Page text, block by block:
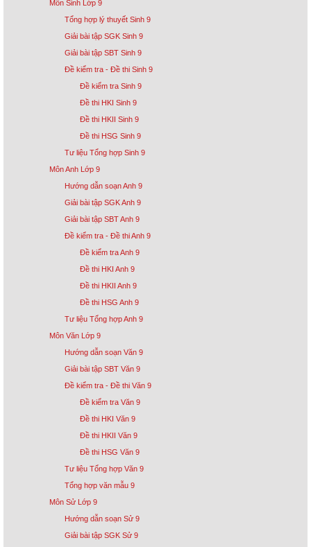
Môn Sinh Lớp 9
Tổng hợp lý thuyết Sinh 9
Giải bài tập SGK Sinh 9
Giải bài tập SBT Sinh 9
Đề kiểm tra - Đề thi Sinh 9
Đề kiểm tra Sinh 9
Đề thi HKI Sinh 9
Đề thi HKII Sinh 9
Đề thi HSG Sinh 9
Tư liệu Tổng hợp Sinh 9
Môn Anh Lớp 9
Hướng dẫn soạn Anh 9
Giải bài tập SGK Anh 9
Giải bài tập SBT Anh 9
Đề kiểm tra - Đề thi Anh 9
Đề kiểm tra Anh 9
Đề thi HKI Anh 9
Đề thi HKII Anh 9
Đề thi HSG Anh 9
Tư liệu Tổng hợp Anh 9
Môn Văn Lớp 9
Hướng dẫn soạn Văn 9
Giải bài tập SBT Văn 9
Đề kiểm tra - Đề thi Văn 9
Đề kiểm tra Văn 9
Đề thi HKI Văn 9
Đề thi HKII Văn 9
Đề thi HSG Văn 9
Tư liệu Tổng hợp Văn 9
Tổng hợp văn mẫu 9
Môn Sử Lớp 9
Hướng dẫn soạn Sử 9
Giải bài tập SGK Sử 9